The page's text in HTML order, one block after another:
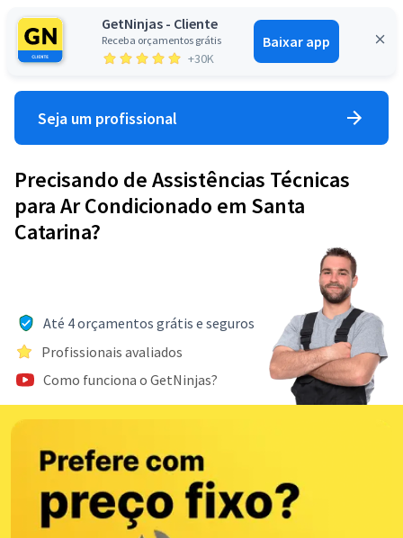
GetNinjas - Cliente
Receba orçamentos grátis
+30K
Baixar app
Entrar
Seja um profissional
Precisando de Assistências Técnicas
para Ar Condicionado em Santa
Catarina?
Até 4 orçamentos grátis e seguros
Profissionais avaliados
Como funciona o GetNinjas?